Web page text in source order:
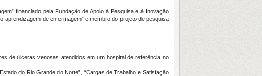
financiado pela Fundação de Apoio à Pesquisa e à Inovação
de enfermagem” e membro do projeto de pesquisa
de úlceras venosas atendidos em um hospital de referência no
do Rio Grande do Norte”, “Cargas de Trabalho e Satisfação